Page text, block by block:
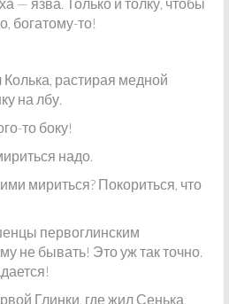
богатому-то!
растирая медной
на лбу.
то боку!
надо.
мириться? Покориться, что
первоглинским
не бывать! Это уж так точно.
Глинки, где жил Сенька,